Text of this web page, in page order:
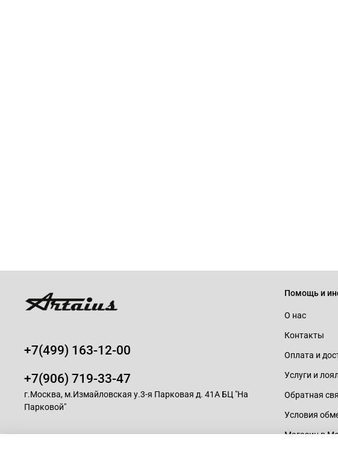
Помощь и
О нас
Контакты
Оплата и
Услуги и
Обратная
Условия
Магазин в
+7(499) 163-12-00
+7(906) 719-33-47
г.Москва, м.Измайловская у.3-я Парковая д. 41А БЦ "На
Парковой"